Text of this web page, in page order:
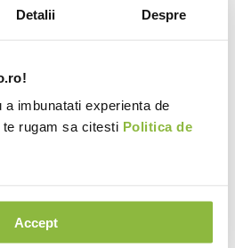
Detalii Despre
imbunatati experienta de
rugam sa citesti Politica de
Accept